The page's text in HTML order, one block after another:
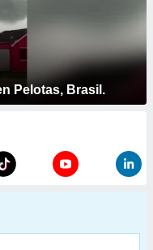
Pelotas, Brasil.